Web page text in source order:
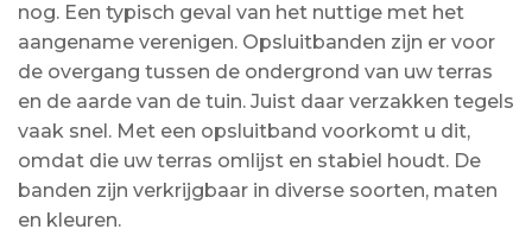
nog. Een typisch geval van het nuttige met het
aangename verenigen. Opsluitbanden zijn er voor
de overgang tussen de ondergrond van uw terras
en de aarde van de tuin. Juist daar verzakken tegels
vaak snel. Met een opsluitband voorkomt u dit,
omdat die uw terras omlijst en stabiel houdt. De
banden zijn verkrijgbaar in diverse soorten, maten
en kleuren.